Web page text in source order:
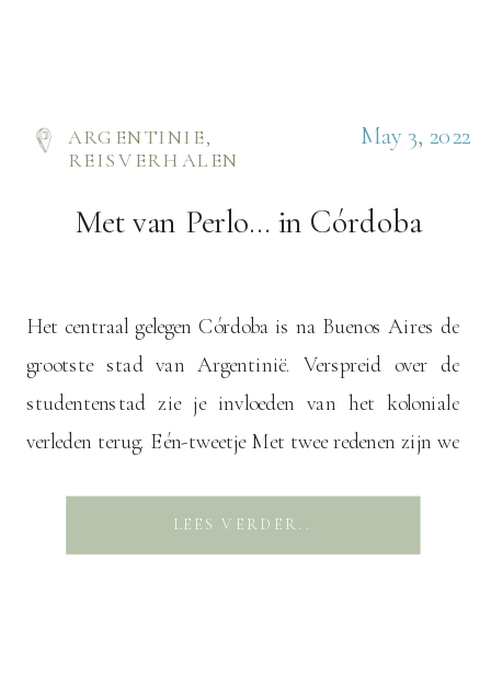
Met van Perlo… in Córdoba
Het centraal gelegen Córdoba is na Buenos Aires de
grootste stad van Argentinië. Verspreid over de
studentenstad zie je invloeden van het koloniale
verleden terug. Eén-tweetje Met twee redenen zijn we
wat rustiger aan doen. Dat is het makkelijkst als we
langer op één plek blijven en […]
LEES VERDER..
ARGENTINIE,
REISVERHALEN
May 3, 2022